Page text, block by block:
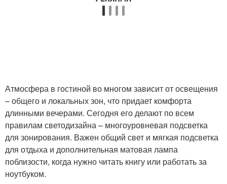
Атмосфера в гостиной во многом зависит от освещения
– общего и локальных зон, что придает комфорта
длинными вечерами. Сегодня его делают по всем
правилам светодизайна – многоуровневая подсветка
для зонирования. Важен общий свет и мягкая подсветка
для отдыха и дополнительная матовая лампа
поблизости, когда нужно читать книгу или работать за
ноутбуком.